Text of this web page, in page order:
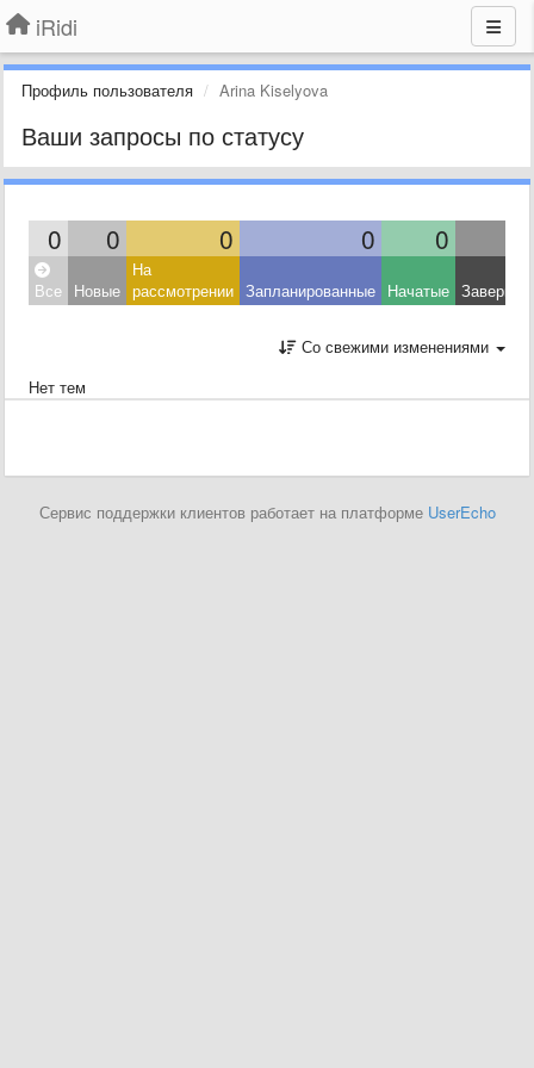
iRidi
Профиль пользователя Arina Kiselyova
Ваши запросы по статусу
0 0 0 0 0
Все Новые
На
рассмотрении Запланированные Начатые
Со свежими изменениями
Нет тем
Сервис поддержки клиентов работает на платформе UserEcho